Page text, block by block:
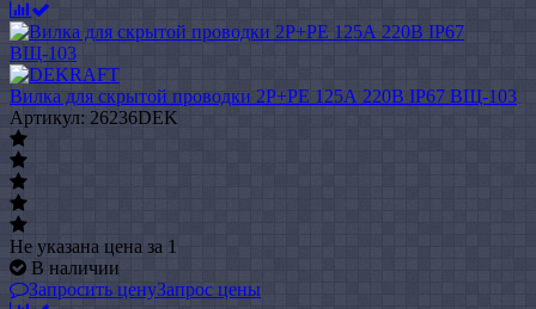
Вилка для скрытой проводки 2Р+РЕ 125А 220В IP67 ВЩ-103
Артикул: 26236DEK
Не указана цена за 1
В наличии
Запросить ценуЗапрос цены